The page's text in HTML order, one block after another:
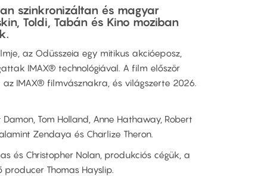
szinkronizáltan és magyar
Toldi, Tabán és Kino moziban
az Odüsszeia egy mitikus akcióeposz,
IMAX® technológiával. A film először
IMAX® filmvásznakra, és világszerte 2026.
Tom Holland, Anne Hathaway, Robert
Zendaya és Charlize Theron.
és Christopher Nolan, produkciós cégük, a
Thomas Hayslip.